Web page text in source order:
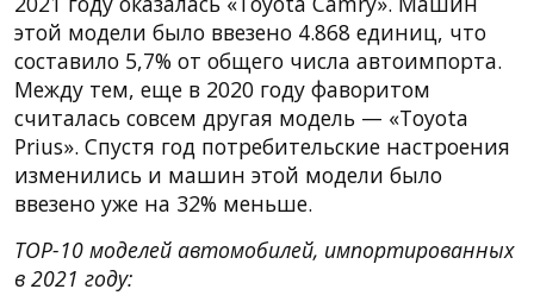
этой модели было ввезено 4.868 единиц, что
составило 5,7% от общего числа автоимпорта.
Между тем, еще в 2020 году фаворитом
считалась совсем другая модель — «Toyota
Prius». Спустя год потребительские настроения
изменились и машин этой модели было
ввезено уже на 32% меньше.
TOP-10 моделей автомобилей, импортированных
в 2021 году: